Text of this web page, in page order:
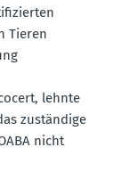
Tieren
lehnte
zuständige
nicht